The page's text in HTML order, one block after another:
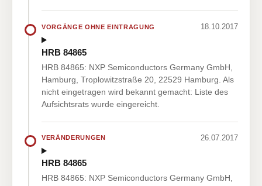
VORGÄNGE OHNE EINTRAGUNG 18.10.2017
HRB 84865
HRB 84865: NXP Semiconductors Germany GmbH,
Hamburg, Troplowitzstraße 20, 22529 Hamburg. Als
nicht eingetragen wird bekannt gemacht: Liste des
Aufsichtsrats wurde eingereicht.
VERÄNDERUNGEN 26.07.2017
HRB 84865
HRB 84865: NXP Semiconductors Germany GmbH,